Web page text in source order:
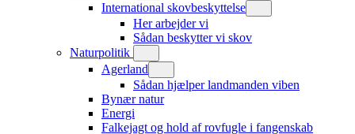
International skovbeskyttelse
Her arbejder vi
Sådan beskytter vi skov
Naturpolitik
Agerland
Sådan hjælper landmanden viben
Bynær natur
Energi
Falkejagt og hold af rovfugle i fangenskab